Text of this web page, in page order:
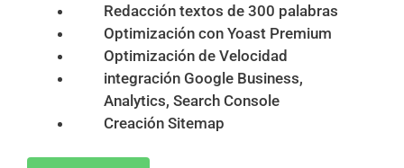
Redacción textos de 300 palabras
Optimización con Yoast Premium
Optimización de Velocidad
integración Google Business,
Analytics, Search Console
Creación Sitemap